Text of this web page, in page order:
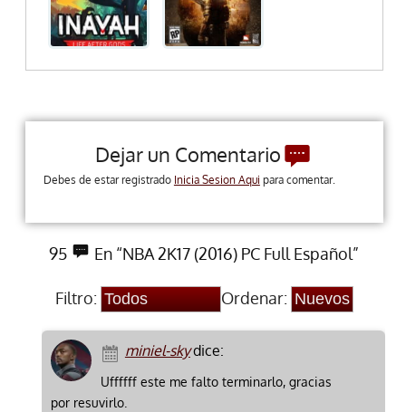
Dejar un Comentario
Debes de estar registrado Inicia Sesion Aqui para comentar.
95 En “NBA 2K17 (2016) PC Full Español”
Filtro: Ordenar:
miniel-skydice:
Uffffff este me falto terminarlo, gracias
por resuvirlo.